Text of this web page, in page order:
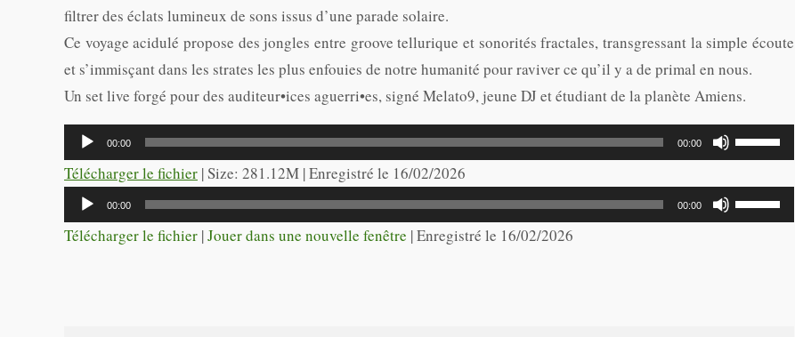
filtrer des éclats lumineux de sons issus d’une parade solaire.
Ce voyage acidulé propose des jongles entre groove tellurique et sonorités fractales, transgressant la simple écoute
et s’immisçant dans les strates les plus enfouies de notre humanité pour raviver ce qu’il y a de primal en nous.
Un set live forgé pour des auditeur•ices aguerri•es, signé Melato9, jeune DJ et étudiant de la planète Amiens.
Lecteur
audio
00:00 00:00
Utilisez
les
flèches
Télécharger le fichier | Size: 281.12M | Enregistré le 16/02/2026
Lecteur
audio
00:00 00:00
Utilisez
les
Télécharger le fichier |Jouer dans une nouvelle fenêtre |Enregistré le 16/02/2026